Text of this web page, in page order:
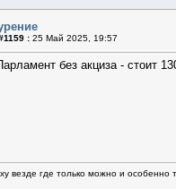
: 25 Май 2025, 19:57
без акциза - стоит
везде где только можно и особенно